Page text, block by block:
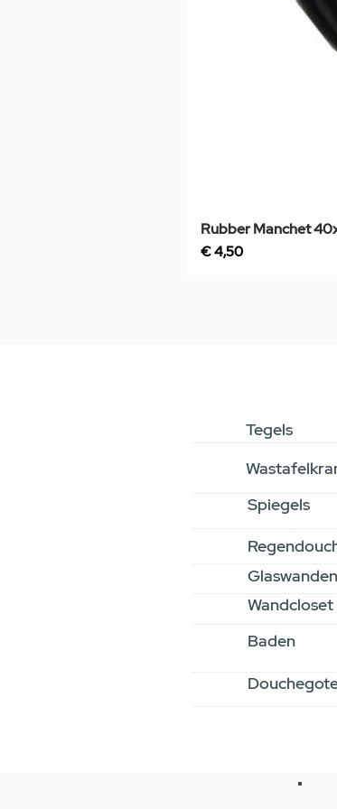
Rubber Manchet
Prijs
€ 4,50
Tegels
Spiegels
Glaswanden
Wandcloset
Baden